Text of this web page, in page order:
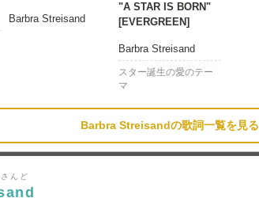
Barbra Streisand
"A STAR IS BORN"
[EVERGREEN]
Barbra Streisand
スター誕生の愛のテー
マ
Barbra Streisandの歌詞一覧を見る
んど